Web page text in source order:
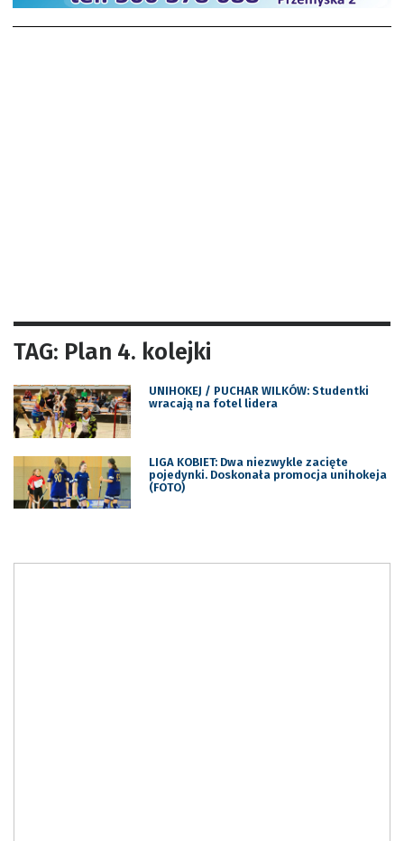
TAG: Plan 4. kolejki
UNIHOKEJ / PUCHAR WILKÓW: Studentki
wracają na fotel lidera
LIGA KOBIET: Dwa niezwykle zacięte
pojedynki. Doskonała promocja unihokeja
(FOTO)